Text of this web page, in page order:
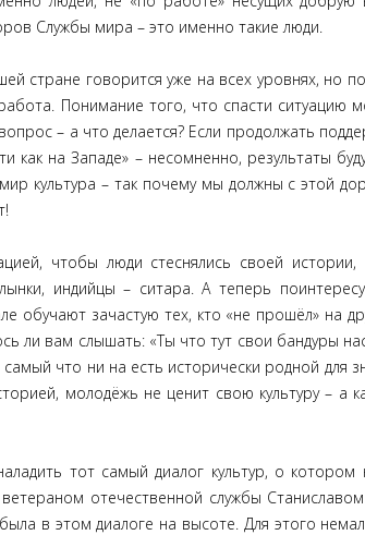
Службы мира – это именно такие люди.
стране говорится уже на всех уровнях, но
Понимание того, что спасти ситуацию
– а что делается? Если продолжать
как на Западе» – несомненно, результаты
культура – так почему мы должны с этой
чтобы люди стеснялись своей истории,
индийцы – ситара. А теперь
обучают зачастую тех, кто «не прошёл» на
ли вам слышать: «Ты что тут свои бандуры
что ни на есть исторически родной для
молодёжь не ценит свою культуру – а
тот самый диалог культур, о котором
отечественной службы
в этом диалоге на высоте. Для этого